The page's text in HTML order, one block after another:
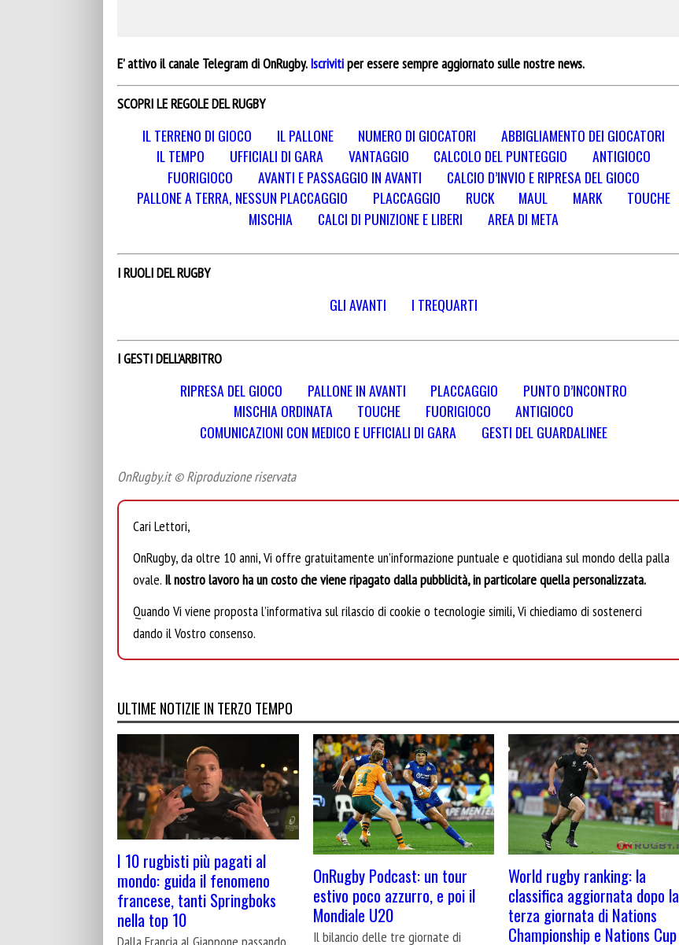
E’ attivo il canale Telegram di OnRugby.Iscrivitiper essere sempre aggiornato sulle nostre news.
SCOPRI LE REGOLE DEL RUGBY
IL TERRENO DI GIOCO IL PALLONE NUMERO DI GIOCATORI
ABBIGLIAMENTO DEI GIOCATORI
IL TEMPO
UFFICIALI DI GARA VANTAGGIO CALCOLO DEL PUNTEGGIO
ANTIGIOCO
FUORIGIOCO
AVANTI E PASSAGGIO IN AVANTI
CALCIO D’INVIO E RIPRESA DEL GIOCO
PALLONE A TERRA, NESSUN PLACCAGGIO
PLACCAGGIO RUCK MAUL MARK
TOUCHE
MISCHIA
CALCI DI PUNIZIONE E LIBERI AREA DI META
I RUOLI DEL RUGBY
GLI AVANTI I TREQUARTI
I GESTI DELL’ARBITRO
RIPRESA DEL GIOCO PALLONE IN AVANTI PLACCAGGIO
PUNTO D’INCONTRO
MISCHIA ORDINATA
TOUCHE FUORIGIOCO
ANTIGIOCO
COMUNICAZIONI CON MEDICO E UFFICIALI DI GARA
GESTI DEL GUARDALINEE
OnRugby.it © Riproduzione riservata
Cari Lettori,
OnRugby, da oltre 10 anni, Vi offre gratuitamente un’informazione puntuale e quotidiana sul mondo della palla
ovale. Il nostro lavoro ha un costo che viene ripagato dalla pubblicità, in particolare quella personalizzata.
Quando Vi viene proposta l’informativa sul rilascio di cookie o tecnologie simili, Vi chiediamo di sostenerci
dando il Vostro consenso.
ULTIME NOTIZIE IN TERZO TEMPO
I 10 rugbisti più pagati al
mondo: guida il fenomeno
francese, tanti Springboks
nella top 10
Dalla Francia al Giappone passando
OnRugby Podcast: un tour
estivo poco azzurro, e poi il
Mondiale U20
Il bilancio delle tre giornate di
World rugby ranking: la
classifica aggiornata dopo la
terza giornata di Nations
Championship e Nations Cup